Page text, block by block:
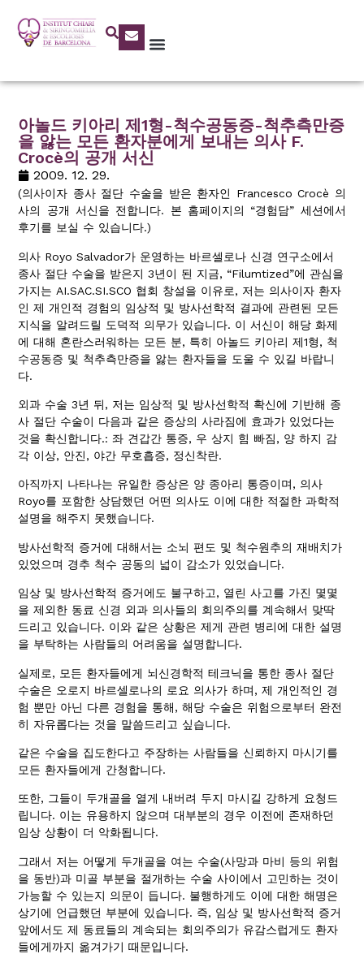
아놀드 키아리 제1형-척수공동증-척추측만증
을 앓는 모든 환자분에게 보내는 의사 F.
Crocè의 공개 서신
2009. 12. 29.
(의사이자 종사 절단 수술을 받은 환자인 Francesco Crocè 의
사의 공개 서신을 전합니다. 본 홈페이지의 “경험담” 세션에서
후기를 보실 수 있습니다.)
의사 Royo Salvador가 운영하는 바르셀로나 신경 연구소에서
종사 절단 수술을 받은지 3년이 된 지금, “Filumtized”에 관심을
가지는 AI.SAC.SI.SCO 협회 창설을 이유로, 저는 의사이자 환자
인 제 개인적 경험의 임상적 및 방사선학적 결과에 관련된 모든
지식을 알려드릴 도덕적 의무가 있습니다. 이 서신이 해당 화제
에 대해 혼란스러워하는 모든 분, 특히 아놀드 키아리 제1형, 척
수공동증 및 척추측만증을 앓는 환자들을 도울 수 있길 바랍니
다.
외과 수술 3년 뒤, 저는 임상적 및 방사선학적 확신에 기반해 종
사 절단 수술이 다음과 같은 증상의 사라짐에 효과가 있었다는
것을 확신합니다.: 좌 견갑간 통증, 우 상지 힘 빠짐, 양 하지 감
각 이상, 안진, 야간 무호흡증, 정신착란.
아직까지 나타나는 유일한 증상은 양 종아리 통증이며, 의사
Royo를 포함한 상담했던 어떤 의사도 이에 대한 적절한 과학적
설명을 해주지 못했습니다.
방사선학적 증거에 대해서는 소뇌 편도 및 척수원추의 재배치가
있었으며 경추 척수 공동의 넓이 감소가 있었습니다.
임상 및 방사선학적 증거에도 불구하고, 열린 사고를 가진 몇몇
을 제외한 동료 신경 외과 의사들의 회의주의를 계속해서 맞딱
드리고 있습니다. 이와 같은 상황은 제게 관련 병리에 대한 설명
을 부탁하는 사람들의 어려움을 설명합니다.
실제로, 모든 환자들에게 뇌신경학적 테크닉을 통한 종사 절단
수술은 오로지 바르셀로나의 로요 의사가 하며, 제 개인적인 경
험 뿐만 아닌 다른 경험을 통해, 해당 수술은 위험으로부터 완전
히 자유롭다는 것을 말씀드리고 싶습니다.
같은 수술을 집도한다고 주장하는 사람들을 신뢰하지 마시기를
모든 환자들에게 간청합니다.
또한, 그들이 두개골을 열게 내버려 두지 마시길 강하게 요청드
립니다. 이는 유용하지 않으며 대부분의 경우 이전에 존재하던
임상 상황이 더 악화됩니다.
그래서 저는 어떻게 두개골을 여는 수술(사망과 마비 등의 위험
을 동반)과 미골 부분을 절개하는 수술 사이에서 고민하는 것이
가능할 수 있는지 의문이 듭니다. 불행하게도 이에 대한 해명은
상기에 언급했던 부분에 있습니다. 즉, 임상 및 방사선학적 증거
앞에서도 제 동료들의 계속되는 회의주의가 유감스럽게도 환자
들에게까지 옮겨가기 때문입니다.